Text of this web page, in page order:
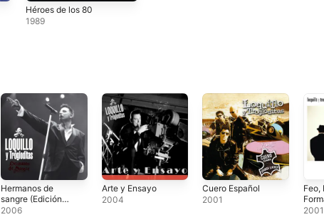
Héroes de los 80
1989
Hermanos de
sangre (Edición
Completa)
2006
Arte y Ensayo
2004
Cuero Español
2001
Feo,
2001